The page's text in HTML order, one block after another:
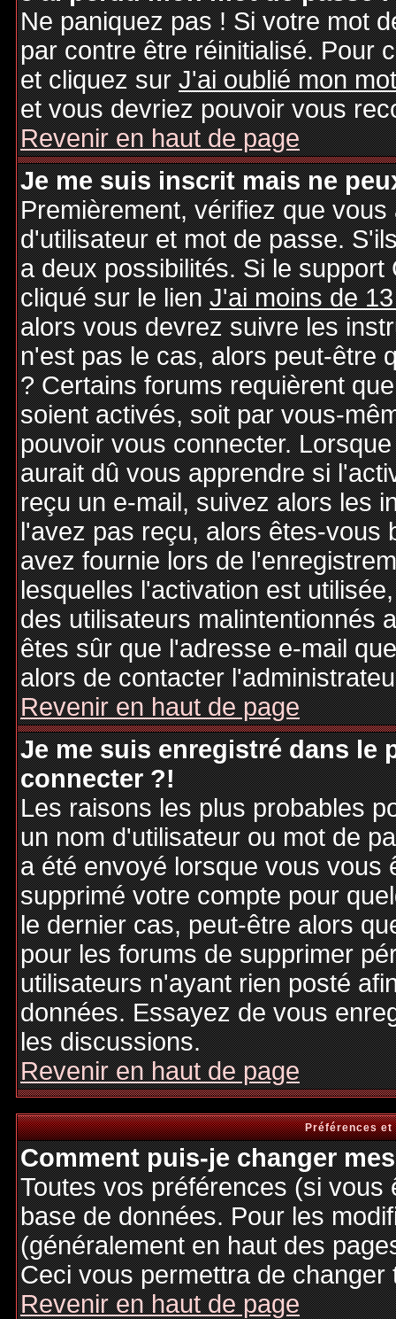
Ne paniquez pas ! Si votre mot
par contre être réinitialisé. Pour
et cliquez surJ'ai oublié mon
et vous devriez pouvoir vous
Revenir en haut de page
Je me suis inscrit mais ne
Premièrement, vérifiez que
d'utilisateur et mot de passe.
a deux possibilités. Si le
cliqué sur le lienJ'ai moins de
alors vous devrez suivre les
n'est pas le cas, alors peut-être
? Certains forums requièrent
soient activés, soit par vous-
pouvoir vous connecter.
aurait dû vous apprendre si
reçu un e-mail, suivez alors les
l'avez pas reçu, alors êtes-vous
avez fournie lors de
lesquelles l'activation est
des utilisateurs malintentionnés
êtes sûr que l'adresse e-mail
alors de contacter
Revenir en haut de page
Je me suis enregistré dans le
connecter ?!
Les raisons les plus probables
un nom d'utilisateur ou mot de
a été envoyé lorsque vous vous
supprimé votre compte pour
le dernier cas, peut-être alors
pour les forums de supprimer
utilisateurs n'ayant rien posté
données. Essayez de vous
les discussions.
Revenir en haut de page
Préférences
Comment puis-je changer
Toutes vos préférences (si
base de données. Pour les
(généralement en haut des
Ceci vous permettra de
Revenir en haut de page